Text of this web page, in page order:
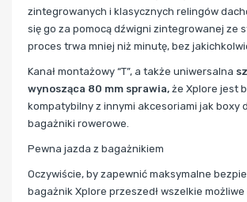
zintegrowanych i klasycznych relingów
się go za pomocą dźwigni zintegrowanej ze
proces trwa mniej niż minutę, bez
Kanał montażowy “T”, a także uniwersalna
wynosząca 80 mm sprawia, że Xplore jest
kompatybilny z innymi akcesoriami jak boxy
bagażniki rowerowe.
Pewna jazda z bagażnikiem
Oczywiście, by zapewnić maksymalne
bagażnik Xplore przeszedł wszelkie możliwe